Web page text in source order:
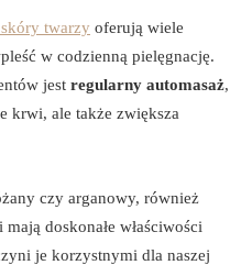
twarzy oferują wiele
w codzienną pielęgnację.
jest regularny automasaż,
krwi, ale także zwiększa
czy arganowy, również
doskonałe właściwości
je korzystnymi dla naszej